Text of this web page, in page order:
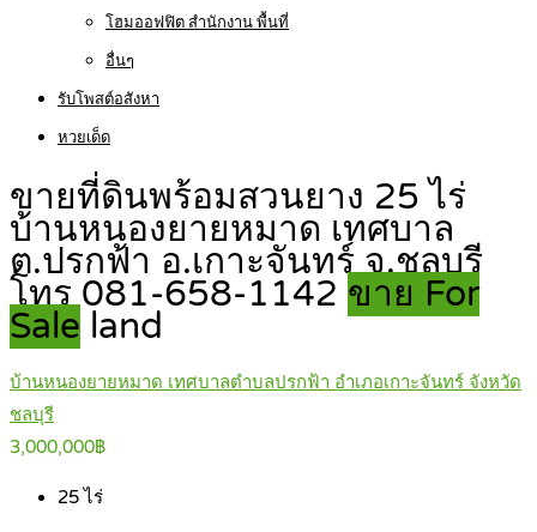
โฮมออฟฟิต สำนักงาน พื้นที่
อื่นๆ
รับโพสต์อสังหา
หวยเด็ด
ขายที่ดินพร้อมสวนยาง 25 ไร่
บ้านหนองยายหมาด เทศบาล
ต.ปรกฟ้า อ.เกาะจันทร์ จ.ชลบุรี
โทร 081-658-1142 ขาย For
Sale land
บ้านหนองยายหมาด เทศบาลตำบลปรกฟ้า อำเภอเกาะจันทร์ จังหวัด
ชลบุรี
3,000,000฿
25ไร่